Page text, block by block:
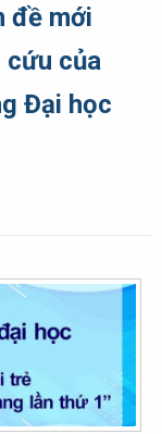
đề mới
cứu của
Đại học